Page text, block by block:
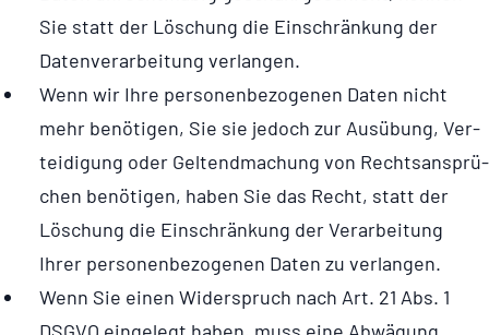
Sie statt der Löschung die Ein­schrän­kung der
Daten­ver­ar­bei­tung verlangen.
Wenn wir Ihre per­so­nen­be­zo­ge­nen Daten nicht
mehr benötigen, Sie sie jedoch zur Ausübung, Ver­
tei­di­gung oder Gel­tend­ma­chung von Rechts­an­sprü­
chen benötigen, haben Sie das Recht, statt der
Löschung die Ein­schrän­kung der Ver­ar­bei­tung
Ihrer per­so­nen­be­zo­ge­nen Daten zu verlangen.
Wenn Sie einen Wider­spruch nach Art. 21 Abs. 1